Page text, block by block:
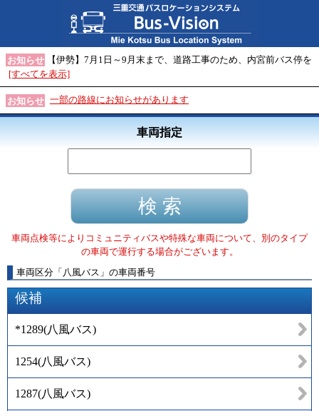
お知らせ
【伊勢】7月1日～9月末まで、道路工事のため、内宮前バス停を
[すべてを表示]
お知らせ 一部の路線にお知らせがあります
車両指定
車両点検等によりコミュニティバスや特殊な車両について、別のタイプ
の車両で運行する場合がございます。
車両区分 「 八風バス 」 の車両番号
候補
*1289(八風バス)
1254(八風バス)
1287(八風バス)